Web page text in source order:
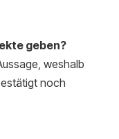
geben?
weshalb
noch